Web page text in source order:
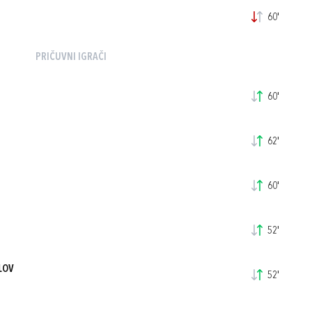
60'
PRIČUVNI IGRAČI
60'
62'
60'
52'
52'